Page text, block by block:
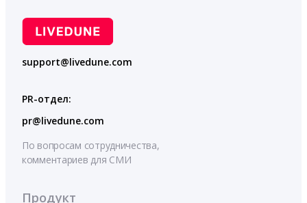
support@livedune.com
PR-отдел:
pr@livedune.com
По вопросам сотрудничества,
комментариев для СМИ
Продукт